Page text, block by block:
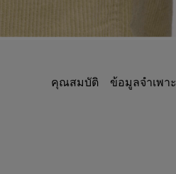
คุณสมบัติ ข้อมูลจำเพาะ